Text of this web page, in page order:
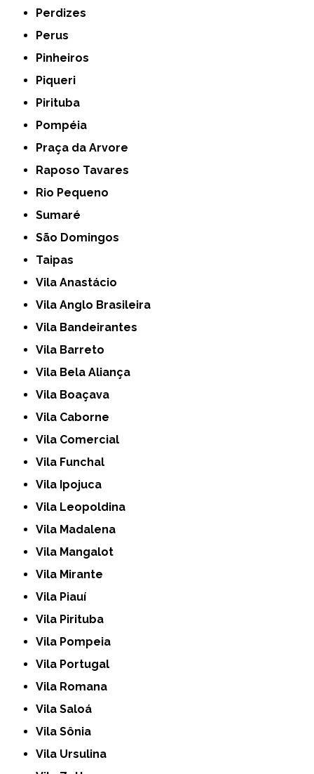
Perdizes
Perus
Pinheiros
Piqueri
Pirituba
Pompéia
Praça da Arvore
Raposo Tavares
Rio Pequeno
Sumaré
São Domingos
Taipas
Vila Anastácio
Vila Anglo Brasileira
Vila Bandeirantes
Vila Barreto
Vila Bela Aliança
Vila Boaçava
Vila Caborne
Vila Comercial
Vila Funchal
Vila Ipojuca
Vila Leopoldina
Vila Madalena
Vila Mangalot
Vila Mirante
Vila Piauí
Vila Pirituba
Vila Pompeia
Vila Portugal
Vila Romana
Vila Saloá
Vila Sônia
Vila Ursulina